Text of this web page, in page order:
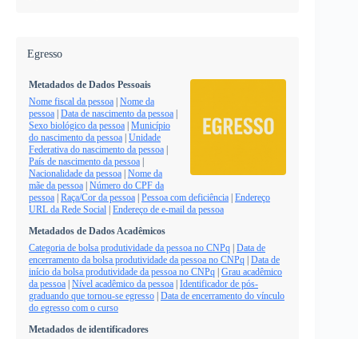
Egresso
Metadados de Dados Pessoais
Nome fiscal da pessoa | Nome da
pessoa | Data de nascimento da pessoa |
Sexo biológico da pessoa | Município
do nascimento da pessoa | Unidade
Federativa do nascimento da pessoa |
País de nascimento da pessoa |
Nacionalidade da pessoa | Nome da
mãe da pessoa | Número do CPF da
pessoa | Raça/Cor da pessoa | Pessoa com deficiência | Endereço
URL da Rede Social | Endereço de e-mail da pessoa
Metadados de Dados Acadêmicos
Categoria de bolsa produtividade da pessoa no CNPq | Data de
encerramento da bolsa produtividade da pessoa no CNPq | Data de
início da bolsa produtividade da pessoa no CNPq | Grau acadêmico
da pessoa | Nível acadêmico da pessoa | Identificador de pós-
graduando que tornou-se egresso | Data de encerramento do vínculo
do egresso com o curso
Metadados de identificadores